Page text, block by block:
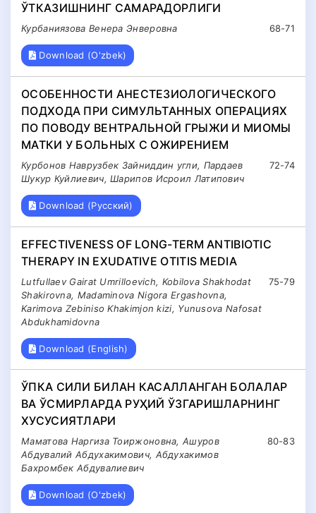
ЎТКАЗИШНИНГ САМАРАДОРЛИГИ
68-71
Курбаниязова Венера Энверовна
Download (O'zbek)
ОСОБЕННОСТИ АНЕСТЕЗИОЛОГИЧЕСКОГО
ПОДХОДА ПРИ СИМУЛЬТАННЫХ ОПЕРАЦИЯХ
ПО ПОВОДУ ВЕНТРАЛЬНОЙ ГРЫЖИ И МИОМЫ
МАТКИ У БОЛЬНЫХ С ОЖИРЕНИЕМ
72-74
Курбонов Наврузбек Зайниддин угли, Пардаев
Шукур Куйлиевич, Шарипов Исроил Латипович
Download (Русский)
EFFECTIVENESS OF LONG-TERM ANTIBIOTIC
THERAPY IN EXUDATIVE OTITIS MEDIA
75-79
Lutfullaev Gairat Umrilloevich, Kobilova Shakhodat
Shakirovna, Madaminova Nigora Ergashovna,
Karimova Zebiniso Khakimjon kizi, Yunusova Nafosat
Abdukhamidovna
Download (English)
ЎПКА СИЛИ БИЛАН КАСАЛЛАНГАН БОЛАЛАР
ВА ЎСМИРЛАРДА РУҲИЙ ЎЗГАРИШЛАРНИНГ
ХУСУСИЯТЛАРИ
80-83
Маматова Наргиза Тоиржоновна, Ашуров
Абдувалий Абдухакимович, Абдухакимов
Бахромбек Абдувалиевич
Download (O'zbek)